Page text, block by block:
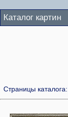
Каталог картин
Страницы каталога: